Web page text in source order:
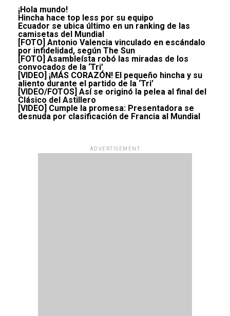
¡Hola mundo!
Hincha hace top less por su equipo
Ecuador se ubica último en un ranking de las
camisetas del Mundial
[FOTO] Antonio Valencia vinculado en escándalo
por infidelidad, según The Sun
[FOTO] Asambleísta robó las miradas de los
convocados de la ‘Tri’
[VIDEO] ¡MÁS CORAZÓN! El pequeño hincha y su
aliento durante el partido de la ‘Tri’
[VIDEO/FOTOS] Así se originó la pelea al final del
Clásico del Astillero
[VIDEO] Cumple la promesa: Presentadora se
desnuda por clasificación de Francia al Mundial
ADVERTISEMENT